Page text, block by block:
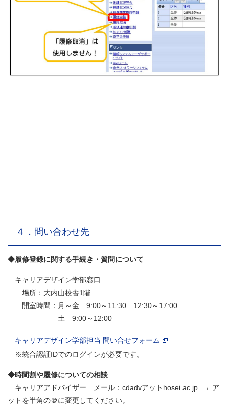
４．問い合わせ先
◆履修登録に関する手続き・質問について
キャリアデザイン学部窓口
場所：大内山校舎1階
開室時間：月～金 9:00～11:30 12:30～17:00
土 9:00～12:00
キャリアデザイン学部担当 問い合せフォーム
※統合認証IDでのログインが必要です。
◆時間割や履修についての相談
キャリアアドバイザー メール：cdadvアットhosei.ac.jp ←ア
ットを半角の＠に変更してください。